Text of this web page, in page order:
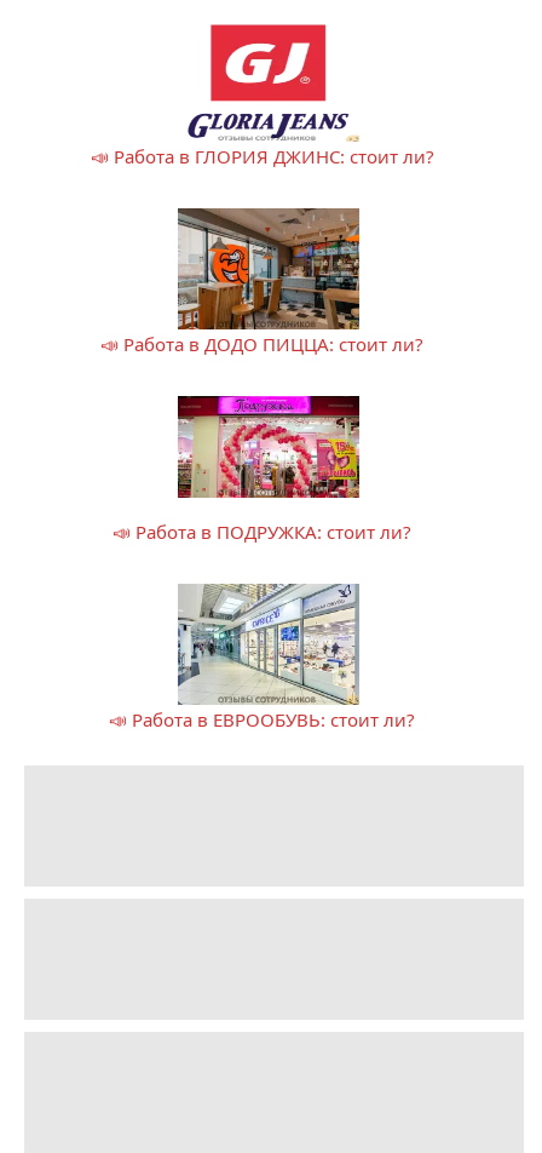
📣 Работа в ГЛОРИЯ ДЖИНС: стоит ли?
📣 Работа в ДОДО ПИЦЦА: стоит ли?
📣 Работа в ПОДРУЖКА: стоит ли?
📣 Работа в ЕВРООБУВЬ: стоит ли?